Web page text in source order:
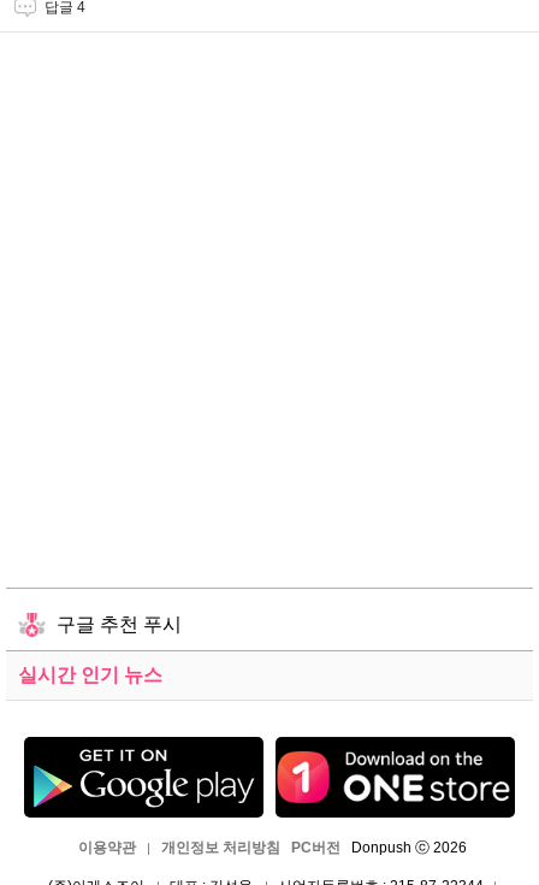
답글 4
구글 추천 푸시
실시간 인기 뉴스
이용약관 개인정보 처리방침 PC버전 Donpush ⓒ 2026